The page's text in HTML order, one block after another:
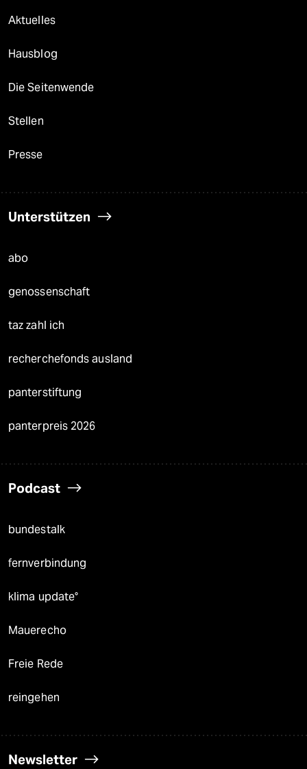
Aktuelles
Hausblog
Die Seitenwende
Stellen
Presse
Unterstützen
abo
genossenschaft
taz zahl ich
recherchefonds ausland
panterstiftung
panterpreis 2026
Podcast
bundestalk
fernverbindung
klima update°
Mauerecho
Freie Rede
reingehen
Newsletter